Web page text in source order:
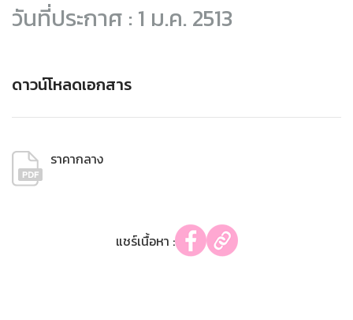
วันที่ประกาศ : 1 ม.ค. 2513
ดาวน์โหลดเอกสาร
ราคากลาง
แชร์เนื้อหา :